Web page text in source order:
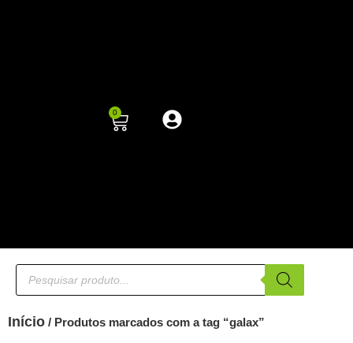
0
Início / Produtos marcados com a tag “galax”